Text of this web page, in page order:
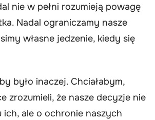
nie w pełni rozumieją powagę
Nadal ograniczamy nasze
własne jedzenie, kiedy się
było inaczej. Chciałabym,
zrozumieli, że nasze decyzje nie
ich, ale o ochronie naszych